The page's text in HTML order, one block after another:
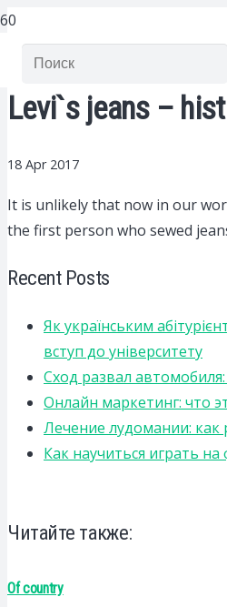
Levi`s jeans –
18 Apr 2017
It is unlikely that now in our
the first person who sewed
Recent Posts
Як українським
вступ до університету
Сход развал
Онлайн маркетинг: что
Лечение лудомании:
Как научиться играть
Читайте также:
Of country